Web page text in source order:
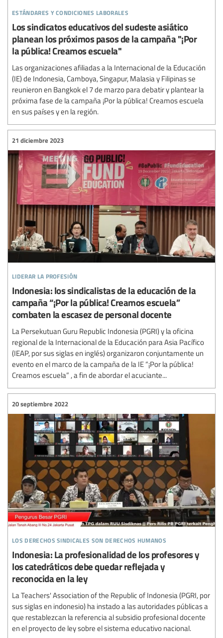
estándares y condiciones laborales
Los sindicatos educativos del sudeste asiático
planean los próximos pasos de la campaña "¡Por
la pública! Creamos escuela"
Las organizaciones afiliadas a la Internacional de la Educación
(IE) de Indonesia, Camboya, Singapur, Malasia y Filipinas se
reunieron en Bangkok el 7 de marzo para debatir y plantear la
próxima fase de la campaña ¡Por la pública! Creamos escuela
en sus países y en la región.
liderar la profesión
21 diciembre 2023
Indonesia: los sindicalistas de la educación de la
campaña “¡Por la pública! Creamos escuela”
combaten la escasez de personal docente
La Persekutuan Guru Republic Indonesia (PGRI) y la oficina
regional de la Internacional de la Educación para Asia Pacífico
(IEAP, por sus siglas en inglés) organizaron conjuntamente un
evento en el marco de la campaña de la IE “¡Por la pública!
Creamos escuela” , a fin de abordar el acuciante...
los derechos sindicales son derechos humanos
20 septiembre 2022
Indonesia: La profesionalidad de los profesores y
los catedráticos debe quedar reflejada y
reconocida en la ley
La Teachers' Association of the Republic of Indonesia (PGRI, por
sus siglas en indonesio) ha instado a las autoridades públicas a
que restablezcan la referencia al subsidio profesional docente
en el proyecto de ley sobre el sistema educativo nacional.